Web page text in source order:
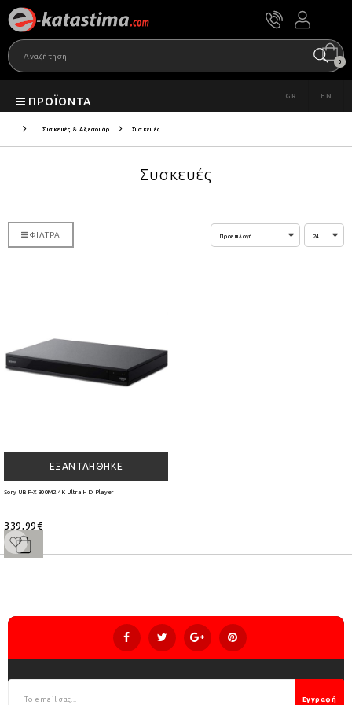
0
ΠΡΟΪΌΝΤΑ GR EN
Συσκευές & Αξεσουάρ Συσκευές
Συσκευές
ΦΊΛΤΡΑ
ΕΞΑΝΤΛΉΘΗΚΕ
Sony UBP-X800M2 4K Ultra HD Player
339,99€
Εγγραφή